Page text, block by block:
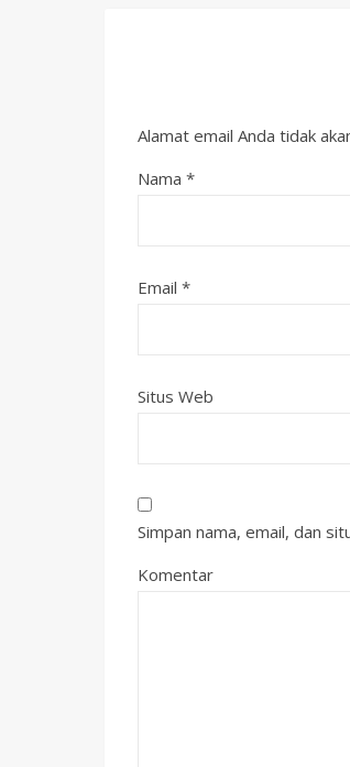
Alamat email Anda tidak
Nama *
Email *
Situs Web
Simpan nama, email, dan
Komentar